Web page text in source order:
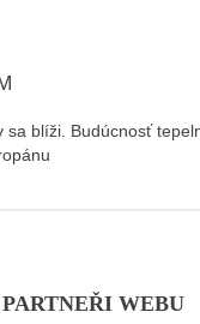
sa blíži. Budúcnosť
PARTNEŘI WEBU